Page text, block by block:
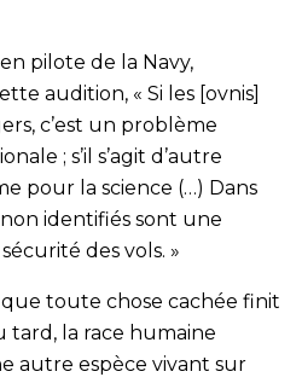
pilote de la Navy,
audition, « Si les [ovnis]
c’est un problème
; s’il s’agit d’autre
pour la science (…) Dans
non identifiés sont une
des vols. »
toute chose cachée finit
tard, la race humaine
autre espèce vivant sur